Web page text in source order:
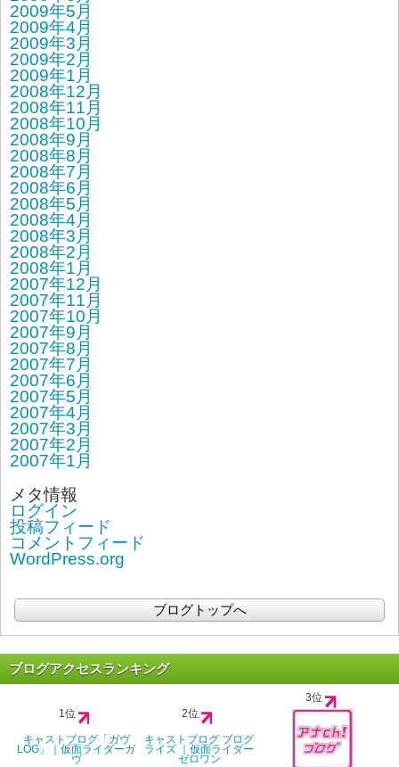
2009年5月
2009年4月
2009年3月
2009年2月
2009年1月
2008年12月
2008年11月
2008年10月
2008年9月
2008年8月
2008年7月
2008年6月
2008年5月
2008年4月
2008年3月
2008年2月
2008年1月
2007年12月
2007年11月
2007年10月
2007年9月
2007年8月
2007年7月
2007年6月
2007年5月
2007年4月
2007年3月
2007年2月
2007年1月
メタ情報
ログイン
投稿フィード
コメントフィード
WordPress.org
ブログトップへ
ブログアクセスランキング
1位
キャストブログ「ガヴ
LOG」｜仮面ライダーガ
ヴ
2位
キャストブログ ブログ
ライズ ｜仮面ライダー
ゼロワン
3位